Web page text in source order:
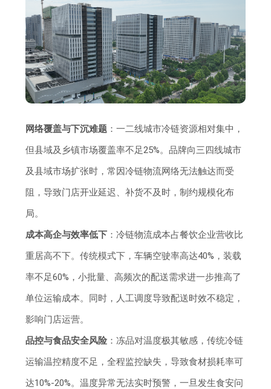
网络覆盖与下沉难题 ：一二线城市冷链资源相对集中，
但县域及乡镇市场覆盖率不足25%。品牌向三四线城市
及县域市场扩张时，常因冷链物流网络无法触达而受
阻，导致门店开业延迟、补货不及时，制约规模化布
局。
成本高企与效率低下 ：冷链物流成本占餐饮企业营收比
重居高不下。传统模式下，车辆空驶率高达40%，装载
率不足60%，小批量、高频次的配送需求进一步推高了
单位运输成本。同时，人工调度导致配送时效不稳定，
影响门店运营。
品控与食品安全风险 ：冻品对温度极其敏感，传统冷链
运输温控精度不足，全程监控缺失，导致食材损耗率可
达10%-20%。温度异常无法实时预警，一旦发生食安问